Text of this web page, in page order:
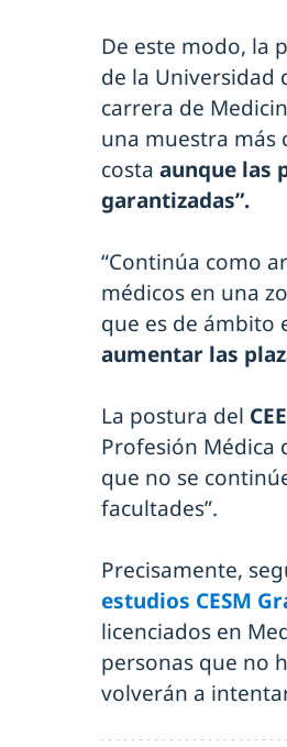
De este modo, la
de la Universidad
carrera de
una muestra más
costa aunque las
garantizadas”.
“Continúa como
médicos en una
que es de ámbito
aumentar las
La postura del
Profesión Médica
que no se
facultades”.
Precisamente,
estudios CESM
licenciados en
personas que no
volverán a